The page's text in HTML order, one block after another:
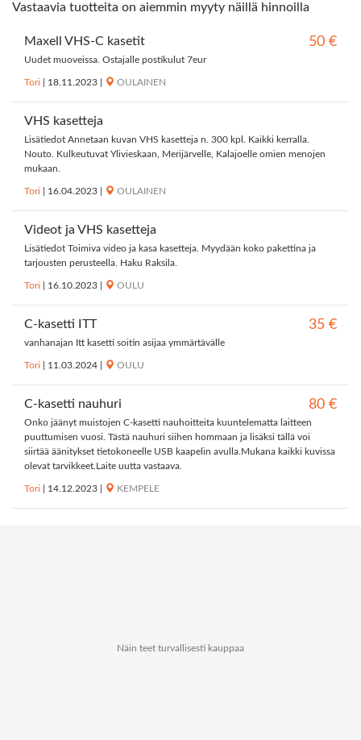
Vastaavia tuotteita on aiemmin myyty näillä hinnoilla
Maxell VHS-C kasetit 50 €
Uudet muoveissa. Ostajalle postikulut 7eur
Tori 18.11.2023 OULAINEN
VHS kasetteja
Lisätiedot Annetaan kuvan VHS kasetteja n. 300 kpl. Kaikki kerralla.
Nouto. Kulkeutuvat Ylivieskaan, Merijärvelle, Kalajoelle omien menojen
mukaan.
Tori 16.04.2023 OULAINEN
Videot ja VHS kasetteja
Lisätiedot Toimiva video ja kasa kasetteja. Myydään koko pakettina ja
tarjousten perusteella. Haku Raksila.
Tori 16.10.2023 OULU
C-kasetti ITT 35 €
vanhanajan Itt kasetti soitin asijaa ymmärtävälle
Tori 11.03.2024 OULU
C-kasetti nauhuri 80 €
Onko jäänyt muistojen C-kasetti nauhoitteita kuuntelematta laitteen
puuttumisen vuosi. Tästä nauhuri siihen hommaan ja lisäksi tällä voi
siirtää äänitykset tietokoneelle USB kaapelin avulla.Mukana kaikki kuvissa
olevat tarvikkeet.Laite uutta vastaava.
Tori 14.12.2023 KEMPELE
Näin teet turvallisesti kauppaa